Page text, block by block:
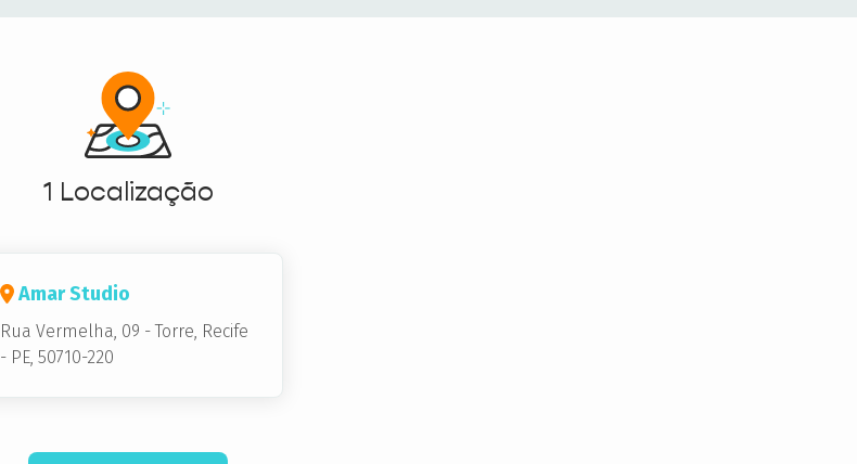
1 Localização
Amar Studio
Rua Vermelha, 09 -Torre, Recife
- PE, 50710-220